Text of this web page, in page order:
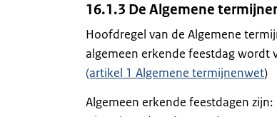
16.1.3 De Algemene
Hoofdregel van de Algemene
algemeen erkende feestdag wordt
(artikel 1 Algemene termijnenwet)
Algemeen erkende feestdagen zijn: